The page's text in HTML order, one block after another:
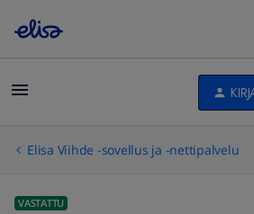
Elisa Viihde -sovellus ja -nettipalvelu
VASTATTU